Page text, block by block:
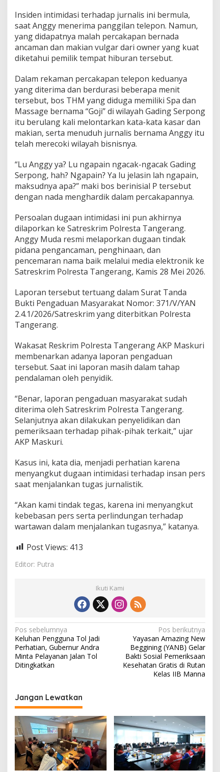
Insiden intimidasi terhadap jurnalis ini bermula,
saat Anggy menerima panggilan telepon. Namun,
yang didapatnya malah percakapan bernada
ancaman dan makian vulgar dari owner yang kuat
diketahui pemilik tempat hiburan tersebut.
Dalam rekaman percakapan telepon keduanya
yang diterima dan berdurasi beberapa menit
tersebut, bos THM yang diduga memiliki Spa dan
Massage bernama “Goji” di wilayah Gading Serpong
itu berulang kali melontarkan kata-kata kasar dan
makian, serta menuduh jurnalis bernama Anggy itu
telah merecoki wilayah bisnisnya.
“Lu Anggy ya? Lu ngapain ngacak-ngacak Gading
Serpong, hah? Ngapain? Ya lu jelasin lah ngapain,
maksudnya apa?” maki bos berinisial P tersebut
dengan nada menghardik dalam percakapannya.
Persoalan dugaan intimidasi ini pun akhirnya
dilaporkan ke Satreskrim Polresta Tangerang.
Anggy Muda resmi melaporkan dugaan tindak
pidana pengancaman, penghinaan, dan
pencemaran nama baik melalui media elektronik ke
Satreskrim Polresta Tangerang, Kamis 28 Mei 2026.
Laporan tersebut tertuang dalam Surat Tanda
Bukti Pengaduan Masyarakat Nomor: 371/V/YAN
2.4.1/2026/Satreskrim yang diterbitkan Polresta
Tangerang.
Wakasat Reskrim Polresta Tangerang AKP Maskuri
membenarkan adanya laporan pengaduan
tersebut. Saat ini laporan masih dalam tahap
pendalaman oleh penyidik.
“Benar, laporan pengaduan masyarakat sudah
diterima oleh Satreskrim Polresta Tangerang.
Selanjutnya akan dilakukan penyelidikan dan
pemeriksaan terhadap pihak-pihak terkait,” ujar
AKP Maskuri.
Kasus ini, kata dia, menjadi perhatian karena
menyangkut dugaan intimidasi terhadap insan pers
saat menjalankan tugas jurnalistik.
“Akan kami tindak tegas, karena ini menyangkut
kebebasan pers serta perlindungan terhadap
wartawan dalam menjalankan tugasnya,” katanya.
Post Views: 413
Editor: Putra
Ikuti Kami
N
a
v
a
s
i
p
o
Pos sebelumnya
Keluhan Pengguna Tol Jadi
Perhatian, Gubernur Andra
Minta Pelayanan Jalan Tol
Ditingkatkan
Pos berikutnya
Yayasan Amazing New
Beggining (YANB) Gelar
Bakti Sosial Pemeriksaan
Kesehatan Gratis di Rutan
Kelas IIB Manna
Jangan Lewatkan